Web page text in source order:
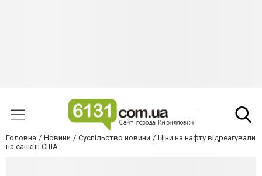
Головна Новини Суспільство новини
Ціни на нафту відреагували
на санкції США